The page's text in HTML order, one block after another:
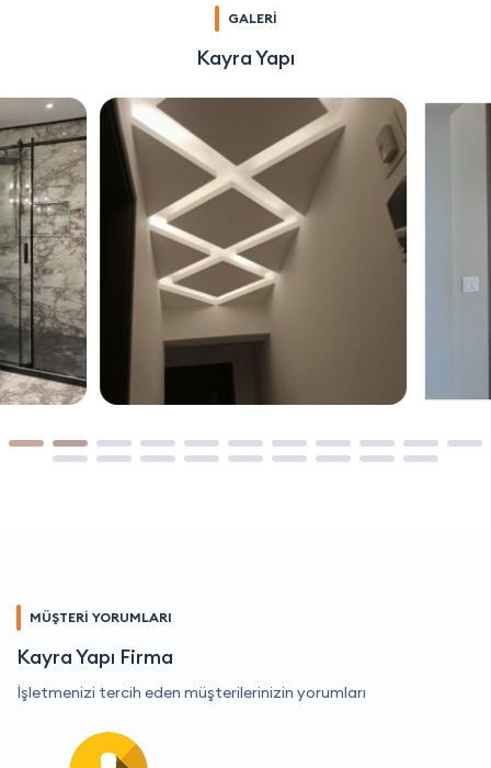
GALERİ
Kayra Yapı
MÜŞTERİ YORUMLARI
Kayra Yapı Firma
İşletmenizi tercih eden müşterilerinizin yorumları